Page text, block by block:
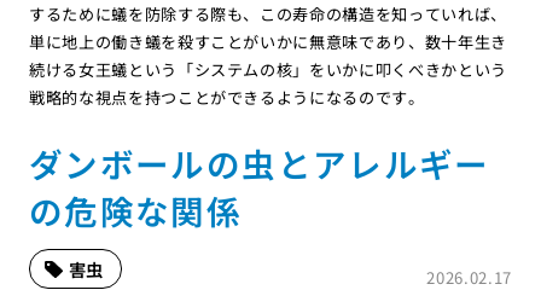
するために蟻を防除する際も、この寿命の構造を知っていれば、
単に地上の働き蟻を殺すことがいかに無意味であり、数十年生き
続ける女王蟻という「システムの核」をいかに叩くべきかという
戦略的な視点を持つことができるようになるのです。
ダンボールの虫とアレルギー
の危険な関係
2026.02.17
害虫